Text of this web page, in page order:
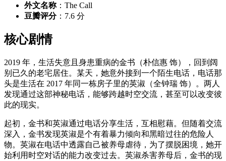
外文名称：The Call
豆瓣评分：7.6 分
核心剧情
2019 年，生活失意且身患重病的金书（朴信惠 饰），回到阔
别已久的老宅居住。某天，她意外接到一个陌生电话，电话那
头是生活在 2017 年同一栋房子里的英淑（全钟瑞 饰）。两人
发现通过这部神秘电话，能够跨越时空交流，甚至可以改变彼
此的现实。
起初，金书和英淑通过电话分享生活，互相慰藉。但随着交流
深入，金书发现英淑是个有着暴力倾向和黑暗过往的危险人
物。英淑在电话中透露自己被养母虐待，为了摆脱困境，她开
始利用时空对话的能力改变过去。英淑杀害养母后，金书的现